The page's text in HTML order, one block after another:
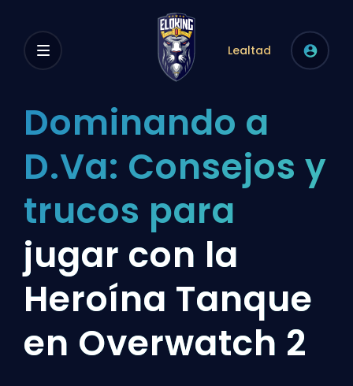
Lealtad
Dominando a
D.Va: Consejos y
trucos para
jugar con la
Heroína Tanque
en Overwatch 2